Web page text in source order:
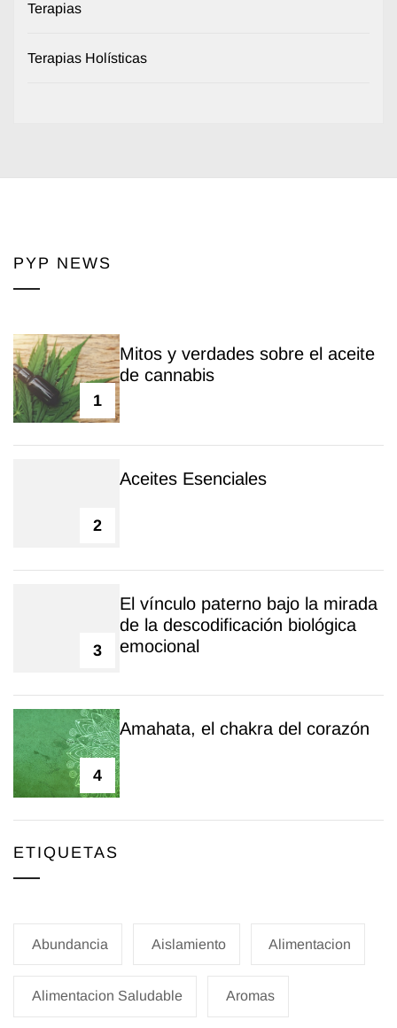
Terapias
Terapias Holísticas
PYP NEWS
1
Mitos y verdades sobre el aceite
de cannabis
2
Aceites Esenciales
3
El vínculo paterno bajo la mirada
de la descodificación biológica
emocional
4
Amahata, el chakra del corazón
ETIQUETAS
Abundancia Aislamiento Alimentacion
Alimentacion Saludable Aromas